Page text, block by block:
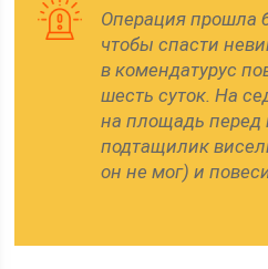
Операция прошла
чтобы спасти
в комендатурус
шесть суток. На
на площадь перед
подтащилик
он не мог) и